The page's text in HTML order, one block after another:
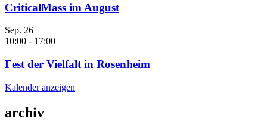
CriticalMass im August
Sep. 26
10:00 - 17:00
Fest der Vielfalt in Rosenheim
Kalender anzeigen
archiv